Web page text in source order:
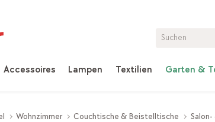
Accessoires Lampen Textilien Garten &
Wohnzimmer Couchtische & Beistelltische